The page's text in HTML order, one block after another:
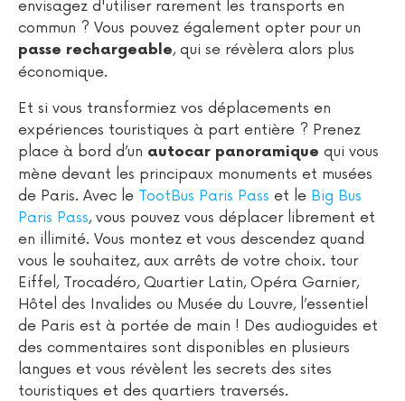
envisagez d'utiliser rarement les transports en
commun ? Vous pouvez également opter pour un
passe rechargeable, qui se révèlera alors plus
économique.
Et si vous transformiez vos déplacements en
expériences touristiques à part entière ? Prenez
place à bord d’un autocar panoramique qui vous
mène devant les principaux monuments et musées
de Paris. Avec le TootBus Paris Pass et le Big Bus
Paris Pass, vous pouvez vous déplacer librement et
en illimité. Vous montez et vous descendez quand
vous le souhaitez, aux arrêts de votre choix. tour
Eiffel, Trocadéro, Quartier Latin, Opéra Garnier,
Hôtel des Invalides ou Musée du Louvre, l’essentiel
de Paris est à portée de main ! Des audioguides et
des commentaires sont disponibles en plusieurs
langues et vous révèlent les secrets des sites
touristiques et des quartiers traversés.